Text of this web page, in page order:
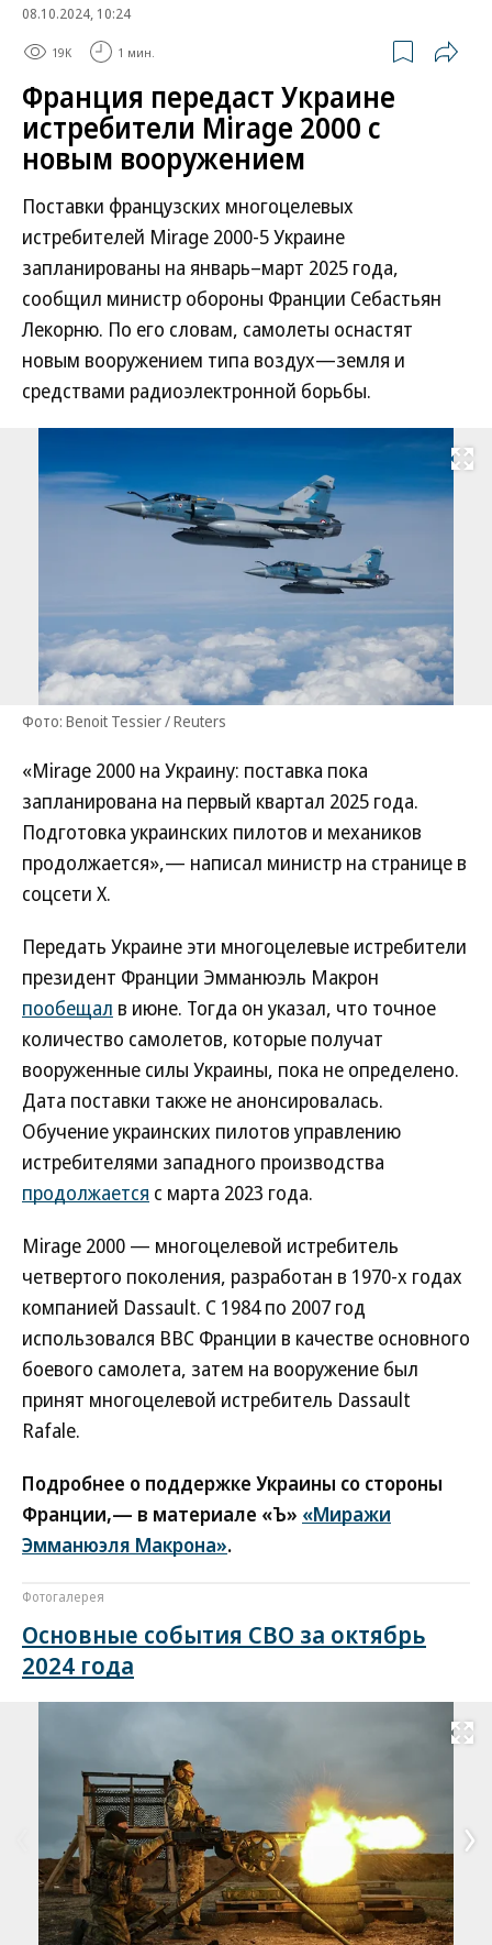
08.10.2024, 10:24
19K 1 мин.
Франция передаст Украине
истребители Mirage 2000 с
новым вооружением
Поставки французских многоцелевых
истребителей Mirage 2000-5 Украине
запланированы на январь–март 2025 года,
сообщил министр обороны Франции Себастьян
Лекорню. По его словам, самолеты оснастят
новым вооружением типа воздух—земля и
средствами радиоэлектронной борьбы.
Развернуть
Фото: Benoit Tessier / Reuters
«Mirage 2000 на Украину: поставка пока
запланирована на первый квартал 2025 года.
Подготовка украинских пилотов и механиков
продолжается»,— написал министр на странице в
соцсети Х.
Передать Украине эти многоцелевые истребители
президент Франции Эмманюэль Макрон
пообещал в июне. Тогда он указал, что точное
количество самолетов, которые получат
вооруженные силы Украины, пока не определено.
Дата поставки также не анонсировалась.
Обучение украинских пилотов управлению
истребителями западного производства
продолжается с марта 2023 года.
Mirage 2000 — многоцелевой истребитель
четвертого поколения, разработан в 1970-х годах
компанией Dassault. С 1984 по 2007 год
использовался ВВС Франции в качестве основного
боевого самолета, затем на вооружение был
принят многоцелевой истребитель Dassault
Rafale.
Подробнее о поддержке Украины со стороны
Франции,— в материале «Ъ» «Миражи
Эмманюэля Макрона».
Фотогалерея
Основные события СВО за октябрь
2024 года
Развернуть